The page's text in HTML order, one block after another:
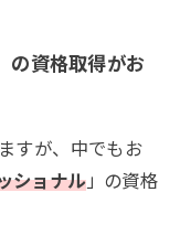
の資格取得がお
すが、中でもお
ショナル」の資格